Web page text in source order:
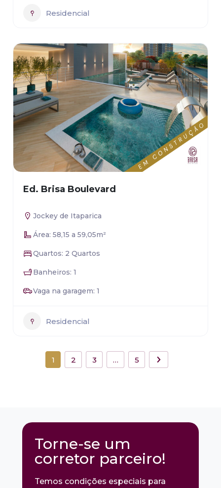
Residencial
Ed. Brisa Boulevard
Jockey de Itaparica
Área: 58,15 a 59,05m²
Quartos: 2 Quartos
Banheiros: 1
Vaga na garagem: 1
Residencial
1 2 3 … 5
Torne-se um
corretor parceiro!
Temos condições especiais para